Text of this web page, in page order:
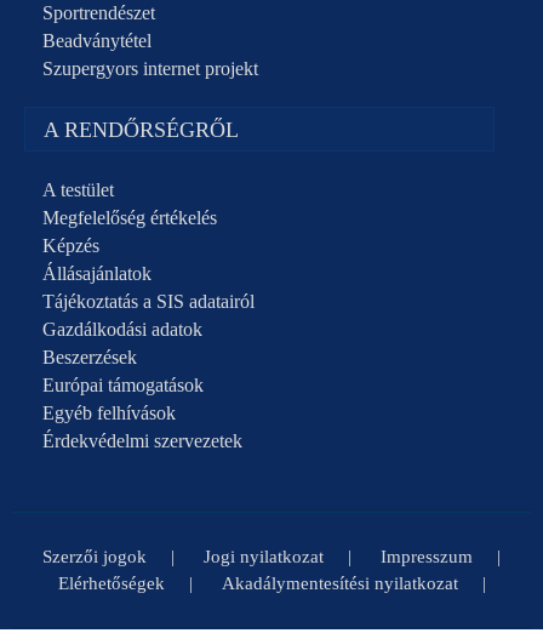
Sportrendészet
Beadványtétel
Szupergyors internet projekt
A RENDŐRSÉGRŐL
A testület
Megfelelőség értékelés
Képzés
Állásajánlatok
Tájékoztatás a SIS adatairól
Gazdálkodási adatok
Beszerzések
Európai támogatások
Egyéb felhívások
Érdekvédelmi szervezetek
Szerzői jogok Jogi nyilatkozat
Impresszum
Elérhetőségek
Akadálymentesítési nyilatkozat